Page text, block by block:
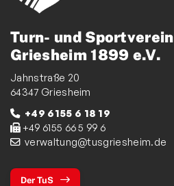
Turn- und Sportverein
Griesheim 1899 e.V.
Jahnstraße 20
64347 Griesheim
+49 6155 6 18 19
+49 6155 66 5 99 6
verwaltung@tusgriesheim.de
Der TuS